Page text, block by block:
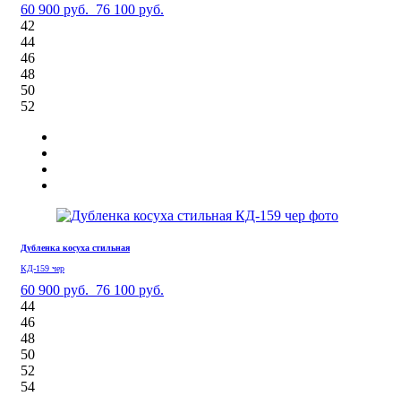
60 900 руб. 76 100 руб.
42
44
46
48
50
52
Дубленка косуха стильная
КД-159 чер
60 900 руб. 76 100 руб.
44
46
48
50
52
54